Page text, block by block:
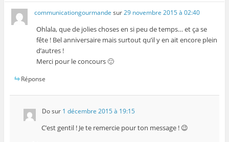
communicationgourmande sur29 novembre 2015 à 02:40
Ohlala, que de jolies choses en si peu de temps… et ça se
fête ! Bel anniversaire mais surtout qu’il y en ait encore plein
d’autres !
Merci pour le concours 🙂
Réponse
Dosur 1 décembre 2015 à 19:15
C’est gentil ! Je te remercie pour ton message ! 😉